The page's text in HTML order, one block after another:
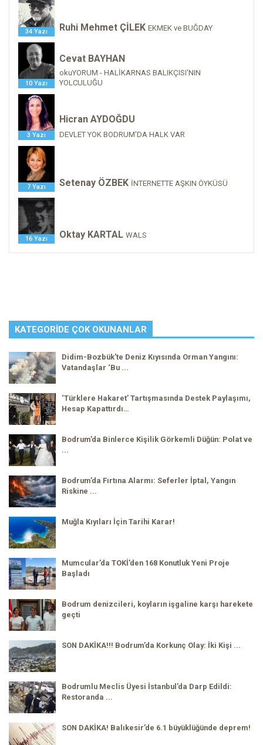
34 Yazı Ruhi Mehmet ÇİLEK EKMEK ve BUĞDAY
10 Yazı
Cevat BAYHAN
okuYORUM - HALİKARNAS BALIKÇISI'NIN
YOLCULUĞU
3 Yazı
Hicran AYDOĞDU
DEVLET YOK BODRUM'DA HALK VAR
7 Yazı Setenay ÖZBEK İNTERNETTE AŞKIN ÖYKÜSÜ
16 Yazı Oktay KARTAL WALS
KATEGORIDE ÇOK OKUNANLAR
Didim-Bozbük’te Deniz Kıyısında Orman Yangını:
Vatandaşlar ‘Bu ...
‘Türklere Hakaret’ Tartışmasında Destek Paylaşımı,
Hesap Kapattırdı…
Bodrum’da Binlerce Kişilik Görkemli Düğün: Polat ve
...
Bodrum’da Fırtına Alarmı: Seferler İptal, Yangın
Riskine ...
Muğla Kıyıları İçin Tarihi Karar!
Mumcular’da TOKİ’den 168 Konutluk Yeni Proje
Başladı
Bodrum denizcileri, koyların işgaline karşı harekete
geçti
SON DAKİKA!!! Bodrum’da Korkunç Olay: İki Kişi ...
Bodrumlu Meclis Üyesi İstanbul’da Darp Edildi:
Restoranda ...
SON DAKİKA! Balıkesir’de 6.1 büyüklüğünde deprem!